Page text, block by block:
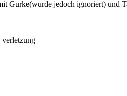
Gurke(wurde jedoch ignoriert) und
verletzung